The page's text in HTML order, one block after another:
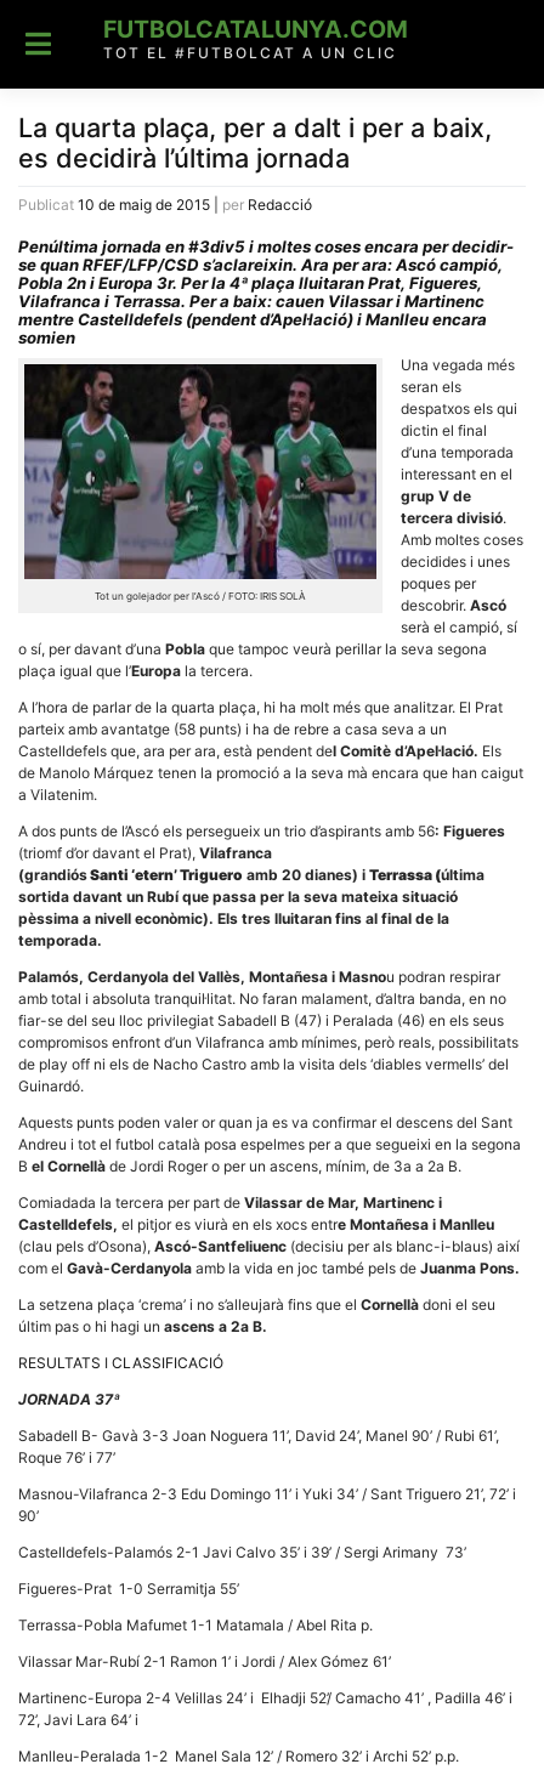
content
FUTBOLCATALUNYA.COM
TOT EL #FUTBOLCAT A UN CLIC
La quarta plaça, per a dalt i per a baix,
es decidirà l’última jornada
Publicat 10 de maig de 2015 per Redacció
Penúltima jornada en #3div5 i moltes coses encara per decidir-
se quan RFEF/LFP/CSD s’aclareixin. Ara per ara: Ascó campió,
Pobla 2n i Europa 3r. Per la 4ª plaça lluitaran Prat, Figueres,
Vilafranca i Terrassa. Per a baix: cauen Vilassar i Martinenc
mentre Castelldefels (pendent d’Apel·lació) i Manlleu encara
somien
Tot un golejador per l’Ascó / FOTO: IRIS SOLÀ
Una vegada més
seran els
despatxos els qui
dictin el final
d’una temporada
interessant en el
grup V de
tercera divisió.
Amb moltes coses
decidides i unes
poques per
descobrir. Ascó
serà el campió, sí
o sí, per davant d’una Pobla que tampoc veurà perillar la seva segona
plaça igual que l’Europa la tercera.
A l’hora de parlar de la quarta plaça, hi ha molt més que analitzar. El Prat
parteix amb avantatge (58 punts) i ha de rebre a casa seva a un
Castelldefels que, ara per ara, està pendent del Comitè d’Apel·lació. Els
de Manolo Márquez tenen la promoció a la seva mà encara que han caigut
a Vilatenim.
A dos punts de l’Ascó els persegueix un trio d’aspirants amb 56: Figueres
(triomf d’or davant el Prat), Vilafranca
(grandiósSanti ‘etern’ Triguero amb 20 dianes) i Terrassa (última
sortida davant un Rubí que passa per la seva mateixa situació
pèssima a nivell econòmic). Els tres lluitaran fins al final de la
temporada.
Palamós, Cerdanyola del Vallès, Montañesa i Masnou podran respirar
amb total i absoluta tranquil·litat. No faran malament, d’altra banda, en no
fiar-se del seu lloc privilegiat Sabadell B (47) i Peralada (46) en els seus
compromisos enfront d’un Vilafranca amb mínimes, però reals, possibilitats
de play off ni els de Nacho Castro amb la visita dels ‘diables vermells’ del
Guinardó.
Aquests punts poden valer or quan ja es va confirmar el descens del Sant
Andreu i tot el futbol català posa espelmes per a que segueixi en la segona
B el Cornellà de Jordi Roger o per un ascens, mínim, de 3a a 2a B.
Comiadada la tercera per part de Vilassar de Mar, Martinenc i
Castelldefels, el pitjor es viurà en els xocs entre Montañesa i Manlleu
(clau pels d’Osona), Ascó-Santfeliuenc (decisiu per als blanc-i-blaus) així
com el Gavà-Cerdanyola amb la vida en joc també pels de Juanma Pons.
La setzena plaça ‘crema’ i no s’alleujarà fins que el Cornellà doni el seu
últim pas o hi hagi un ascens a 2a B.
RESULTATS I CLASSIFICACIÓ
JORNADA 37ª
Sabadell B- Gavà 3-3 Joan Noguera 11’, David 24’, Manel 90’ / Rubi 61’,
Roque 76’ i 77’
Masnou-Vilafranca 2-3 Edu Domingo 11’ i Yuki 34’ / Sant Triguero 21’, 72’ i
90’
Castelldefels-Palamós 2-1 Javi Calvo 35’ i 39’ / Sergi Arimany 73’
Figueres-Prat 1-0 Serramitja 55’
Terrassa-Pobla Mafumet 1-1 Matamala / Abel Rita p.
Vilassar Mar-Rubí 2-1 Ramon 1’ i Jordi / Alex Gómez 61’
Martinenc-Europa 2-4 Velillas 24’ i Elhadji 52’/ Camacho 41’ , Padilla 46’ i
72’, Javi Lara 64’ i
Manlleu-Peralada 1-2 Manel Sala 12’ / Romero 32’ i Archi 52’ p.p.
Aquestes
cookies no
són
opcionals,
són
funcionament
web.
Recopilem
dades
estadístiques
de manera
anònima d'ús
del lloc web
i la seva
estructura.
Experiència
d'usuari
Alguns
components
tècnics del
nostre lloc web
emmagatzemen
possible. Si
rebutja
algunes
del lloc web.
Màrqueting
En compartir
els teus
interessos i
comportament
nostre lloc